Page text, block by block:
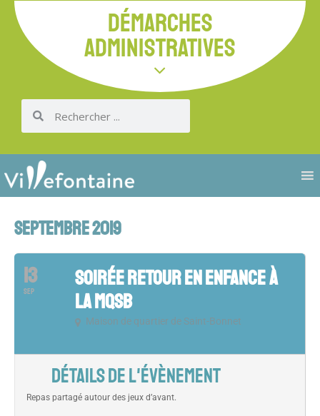
DÉMARCHES
ADMINISTRATIVES
SEPTEMBRE 2019
13
SEP
SOIRÉE RETOUR EN ENFANCE À
LA MQSB
Maison de quartier de Saint-Bonnet
DÉTAILS DE L'ÉVÈNEMENT
Repas partagé autour des jeux d’avant.